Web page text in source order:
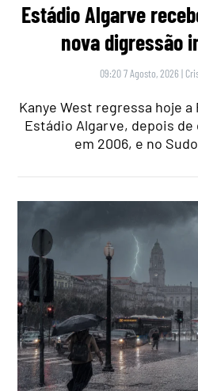
Estádio Algarve
nova digressão
09:20 7 Agosto, 2026 |
Kanye West regressa hoje
Estádio Algarve, depois
em 2006, e no